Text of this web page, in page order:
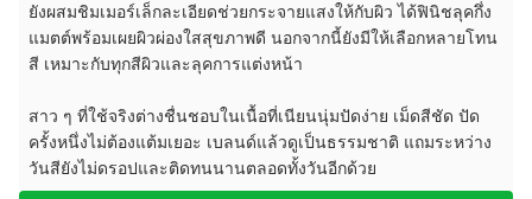
ยังผสมชิมเมอร์เล็กละเอียดช่วยกระจายแสงให้กับผิว ได้ฟินิชลุคกึ่ง
แมตต์พร้อมเผยผิวผ่องใสสุขภาพดี นอกจากนี้ยังมีให้เลือกหลายโทน
สี เหมาะกับทุกสีผิวและลุคการแต่งหน้า
สาว ๆ ที่ใช้จริงต่างชื่นชอบในเนื้อที่เนียนนุ่มปัดง่าย เม็ดสีชัด ปัด
ครั้งหนึ่งไม่ต้องแต้มเยอะ เบลนด์แล้วดูเป็นธรรมชาติ แถมระหว่าง
วันสียังไม่ดรอปและติดทนนานตลอดทั้งวันอีกด้วย